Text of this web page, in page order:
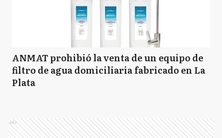
ANMAT prohibió la venta de un equipo de
filtro de agua domiciliaria fabricado en La
Plata
Ads